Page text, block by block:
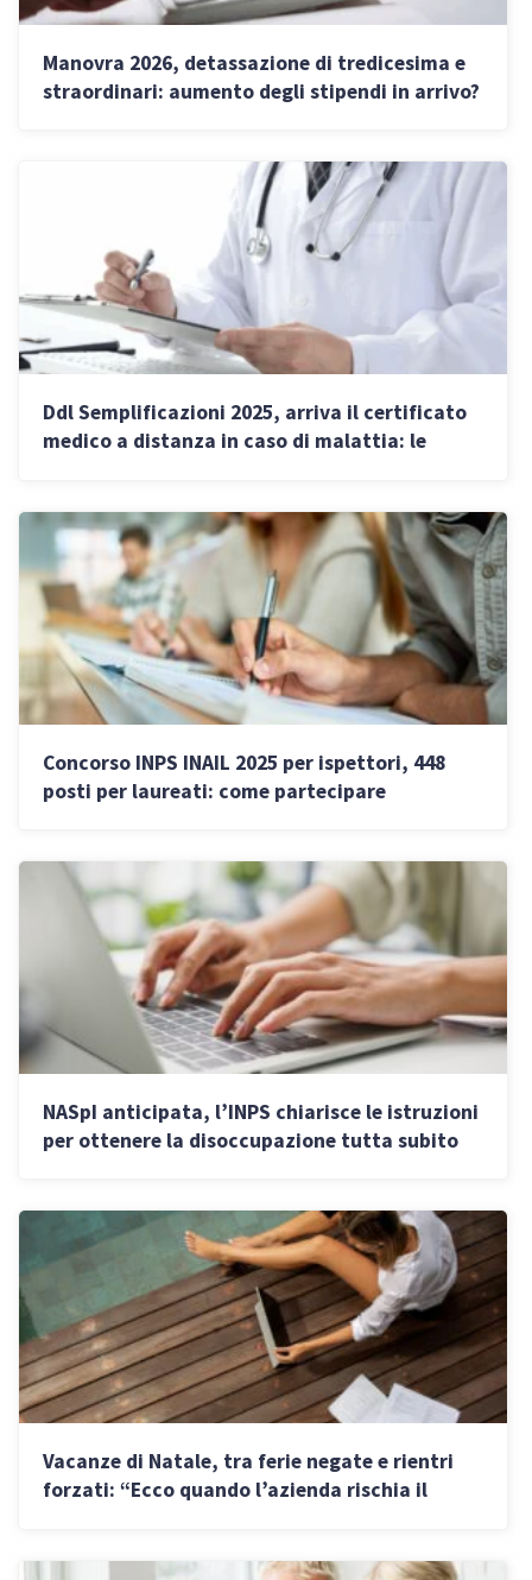
Manovra 2026, detassazione di tredicesima e
straordinari: aumento degli stipendi in arrivo?
Ddl Semplificazioni 2025, arriva il certificato
medico a distanza in caso di malattia: le
Concorso INPS INAIL 2025 per ispettori, 448
posti per laureati: come partecipare
NASpI anticipata, l’INPS chiarisce le istruzioni
per ottenere la disoccupazione tutta subito
Vacanze di Natale, tra ferie negate e rientri
forzati: “Ecco quando l’azienda rischia il